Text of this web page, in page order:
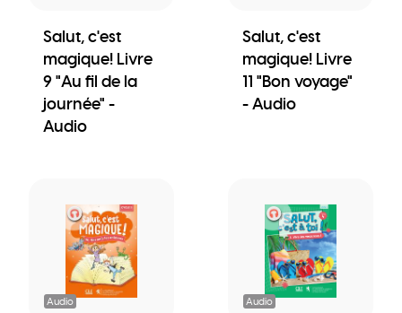
Salut, c'est
magique! Livre
9 "Au fil de la
journée" -
Audio
Salut, c'est
magique! Livre
11 "Bon voyage"
- Audio
Audio Audio